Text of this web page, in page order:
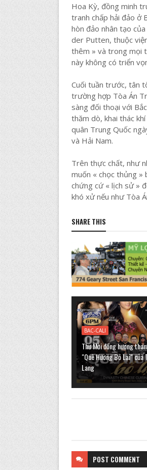
Hoa Kỳ, đồng minh
tranh chấp hải đảo ở
hòn đảo nhân tạo
der Putten, thuộc
thêm » và trong mọi
này không có triển
Cuối tuần trước, tân
trường hợp Tòa Án
sàng đối thoại với
thăm dò, khai thác
quân Trung Quốc
và Hải Nam.
Trên thực chất, như
muốn « chọc thủng »
chứng cứ « lịch sử »
khó xử nếu như Tòa
SHARE THIS
BAC-CALI
Thư Mời đồng hương
"Quê Hương Bỏ Lại" của
Lang
POST COMMENT